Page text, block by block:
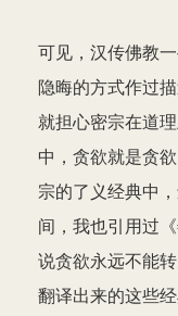
可见，汉传佛教
隐晦的方式作过
就担心密宗在道
中，贪欲就是贪
宗的了义经典中
间，我也引用过
说贪欲永远不能
翻译出来的这些